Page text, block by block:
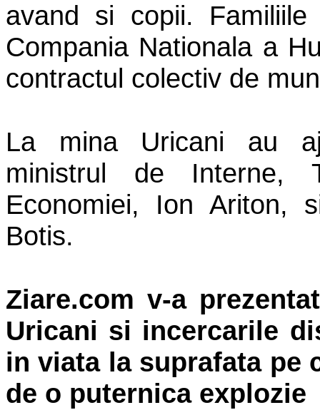
avand si copii.
Compania Nationala a
contractul colectiv de
La mina Uricani au
ministrul de Interne,
Economiei, Ion Ariton,
Botis.
Ziare.com v-a
Uricani si incercarile
in viata la suprafata pe
de o puternica explozie